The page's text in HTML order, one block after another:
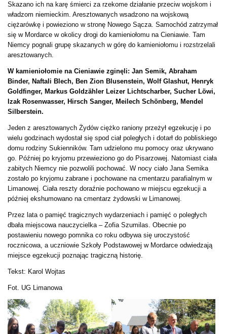
Skazano ich na karę śmierci za rzekome działanie przeciw wojskom i
władzom niemieckim. Aresztowanych wsadzono na wojskową
ciężarówkę i powieziono w stronę Nowego Sącza. Samochód zatrzymał
się w Mordarce w okolicy drogi do kamieniołomu na Cieniawie. Tam
Niemcy pognali grupę skazanych w górę do kamieniołomu i rozstrzelali
aresztowanych.
W kamieniołomie na Cieniawie zginęli: Jan Semik, Abraham
Binder, Naftali Blech, Ben Zion Blusenstein, Wolf Glashut, Henryk
Goldfinger, Markus Goldzähler Leizer Lichtscharber, Sucher Löwi,
Izak Rosenwasser, Hirsch Sanger, Meilech Schönberg, Mendel
Silberstein.
Jeden z aresztowanych Żydów ciężko raniony przeżył egzekucję i po
wielu godzinach wydostał się spod ciał poległych i dotarł do pobliskiego
domu rodziny Sukienników. Tam udzielono mu pomocy oraz ukrywano
go. Później po kryjomu przewieziono go do Pisarzowej. Natomiast ciała
zabitych Niemcy nie pozwolili pochować. W nocy ciało Jana Semika
zostało po kryjomu zabrane i pochowane na cmentarzu parafialnym w
Limanowej. Ciała reszty doraźnie pochowano w miejscu egzekucji a
później ekshumowano na cmentarz żydowski w Limanowej.
Przez lata o pamięć tragicznych wydarzeniach i pamięć o poległych
dbała miejscowa nauczycielka – Zofia Szumilas. Obecnie po
postawieniu nowego pomnika co roku odbywa się uroczystość
rocznicowa, a uczniowie Szkoły Podstawowej w Mordarce odwiedzają
miejsce egzekucji poznając tragiczną historię.
Tekst: Karol Wojtas
Fot. UG Limanowa